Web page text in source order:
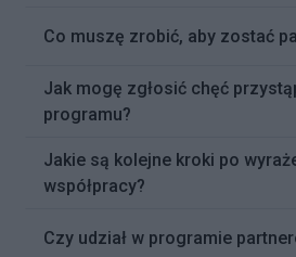
Co muszę zrobić, aby zostać
Jak mogę zgłosić chęć
programu?
Jakie są kolejne kroki po
współpracy?
Czy udział w programie